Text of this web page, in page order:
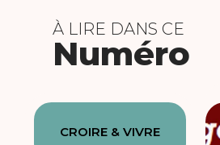
À LIRE DANS CE
Numéro
CROIRE & VIVRE